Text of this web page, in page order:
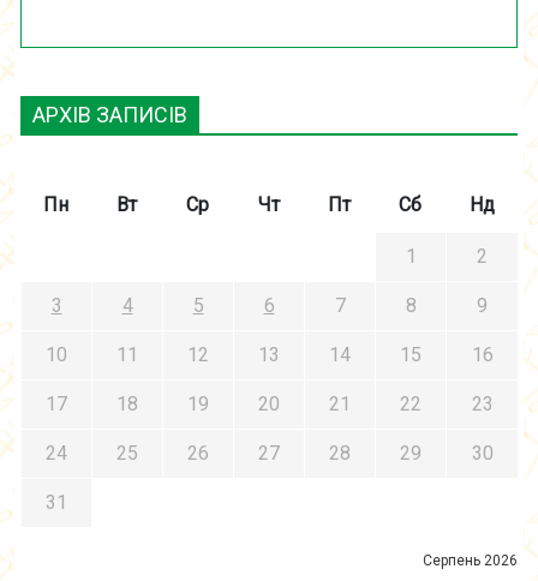
АРХІВ ЗАПИСІВ
Серпень 2026
Пн Вт Ср Чт Пт Сб Нд
1 2
3 4 5 6 7 8 9
10 11 12 13 14 15 16
17 18 19 20 21 22 23
24 25 26 27 28 29 30
31